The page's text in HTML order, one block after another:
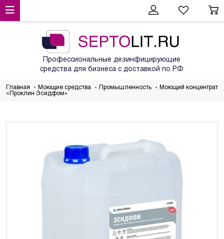
Профессиональные дезинфицирующие
средства для бизнеса с доставкой по РФ
Главная Моющие средства Промышленность
Моющий концентрат
«Проклин Эсидфом»